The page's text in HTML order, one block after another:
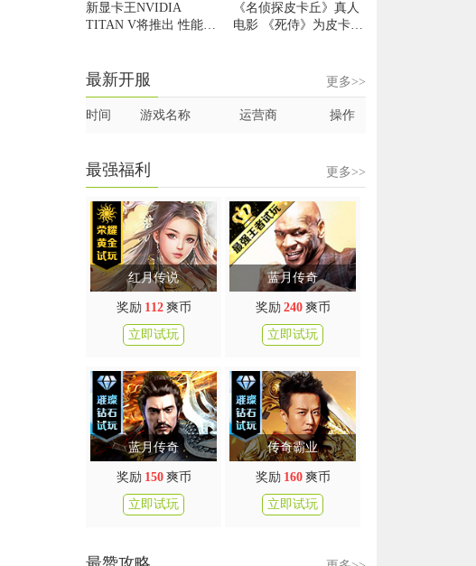
新显卡王NVIDIA
TITAN V将推出 性能提
《名侦探皮卡丘》真人
电影 《死侍》为皮卡丘
最新开服 更多>>
时间 游戏名称 运营商 操作
最强福利 更多>>
红月传说
奖励 112 爽币
立即试玩
蓝月传奇
奖励 240 爽币
立即试玩
蓝月传奇
奖励 150 爽币
立即试玩
传奇霸业
奖励 160 爽币
立即试玩